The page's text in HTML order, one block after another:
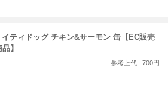
イティドッグ チキン&サーモン 缶【EC販売
】
参考上代 700円